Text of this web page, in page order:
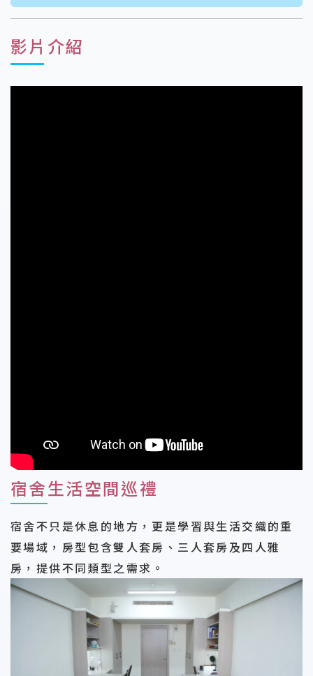
影片介紹
宿舍生活空間巡禮
宿舍不只是休息的地方，更是學習與生活交織的重
要場域，房型包含雙人套房、三人套房及四人雅
房，提供不同類型之需求。